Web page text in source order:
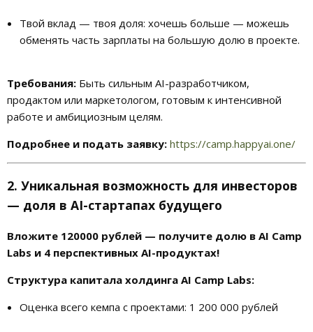
Твой вклад — твоя доля: хочешь больше — можешь
обменять часть зарплаты на большую долю в проекте.
Требования: Быть сильным AI-разработчиком,
продактом или маркетологом, готовым к интенсивной
работе и амбициозным целям.
Подробнее и подать заявку: https://camp.happyai.one/
2. Уникальная возможность для инвесторов
— доля в AI-стартапах будущего
Вложите 120000 рублей — получите долю в AI Camp
Labs и 4 перспективных AI-продуктах!
Структура капитала холдинга AI Camp Labs:
Оценка всего кемпа с проектами: 1 200 000 рублей